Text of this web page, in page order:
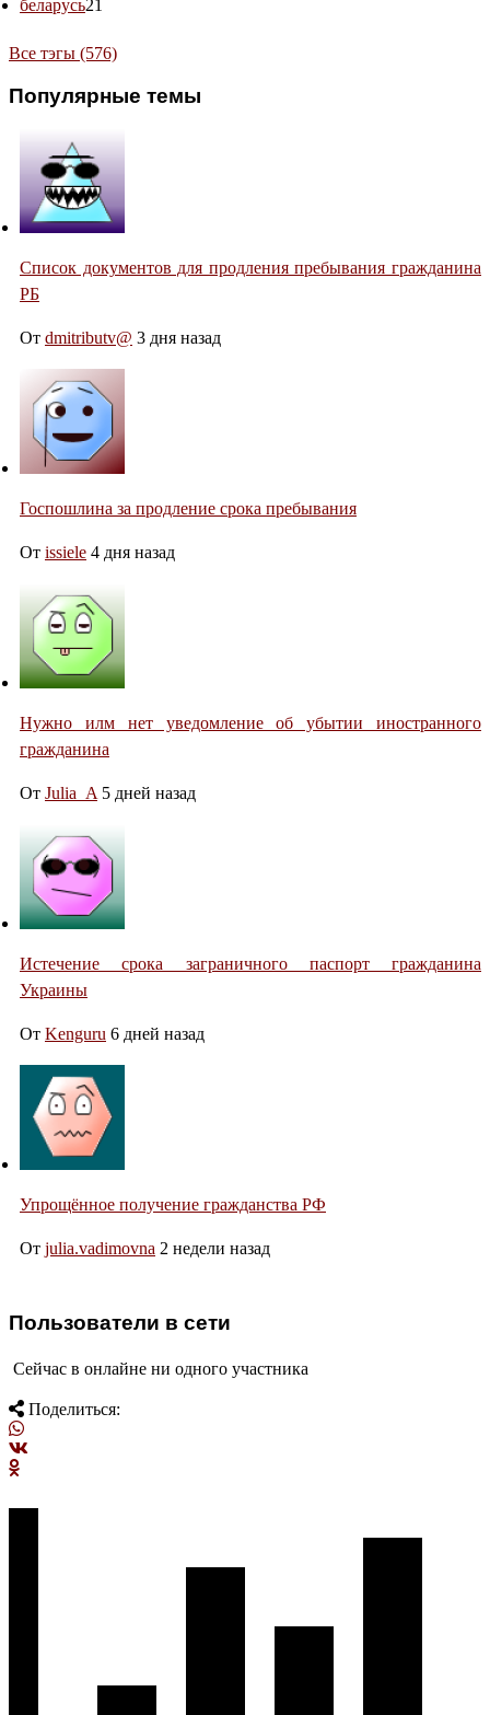
беларусь21
Все тэгы (576)
Популярные темы
Список документов для продления пребывания гражданина
РБ
От dmitributv@ 3 дня назад
Госпошлина за продление срока пребывания
От issiele 4 дня назад
Нужно илм нет уведомление об убытии иностранного
гражданина
От Julia_A 5 дней назад
Истечение срока заграничного паспорт гражданина
Украины
От Kenguru 6 дней назад
Упрощённое получение гражданства РФ
От julia.vadimovna 2 недели назад
Пользователи в сети
Сейчас в онлайне ни одного участника
Поделиться: